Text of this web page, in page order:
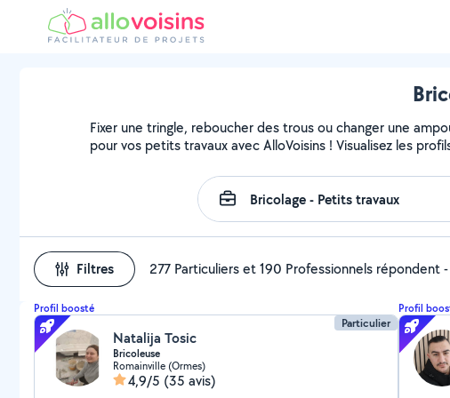
Fixer une tringle, reboucher des trous ou changer une
pour vos petits travaux avec AlloVoisins ! Visualisez les
Filtres 277 Particuliers et 190 Professionnels répondent-
Profil boosté
Particulier
Natalija Tosic
Bricoleuse
Romainville (Ormes)
4,9/5 (35 avis)
Profil